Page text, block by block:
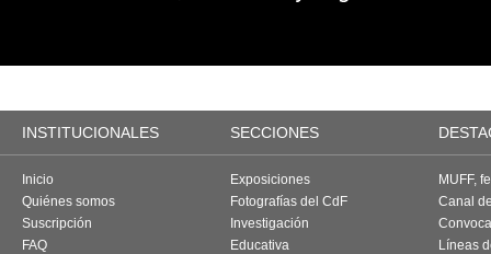
INSTITUCIONALES SECCIONES
Inicio
Quiénes somos
Suscripción
FAQ
Exposiciones
Fotografías del CdF
Investigación
Educativa
MUFF,
Canal
Líneas